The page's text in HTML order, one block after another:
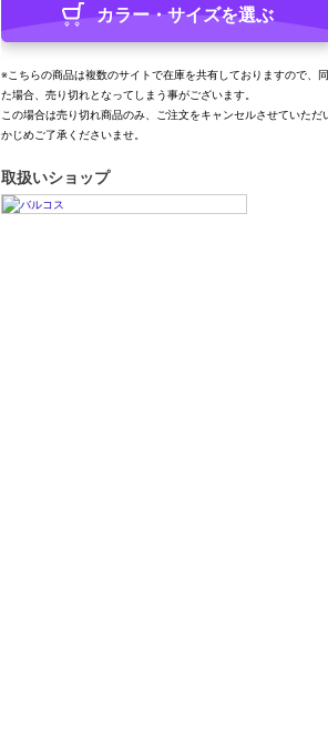
カラー・サイズを選ぶ
※こちらの商品は複数のサイトで在庫を共有しておりますので、
た場合、売り切れとなってしまう事がございます。
この場合は売り切れ商品のみ、ご注文をキャンセルさせていただ
かじめご了承くださいませ。
取扱いショップ